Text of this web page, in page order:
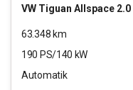
VW Tiguan Allspace 2.0 TSI
63.348 km
190 PS/140 kW
Automatik